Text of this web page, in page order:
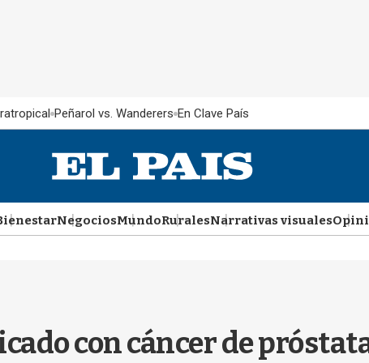
Peñarol vs. Wanderers En Clave País
NegociosMundoRuralesNarrativas visuales
con cáncer de